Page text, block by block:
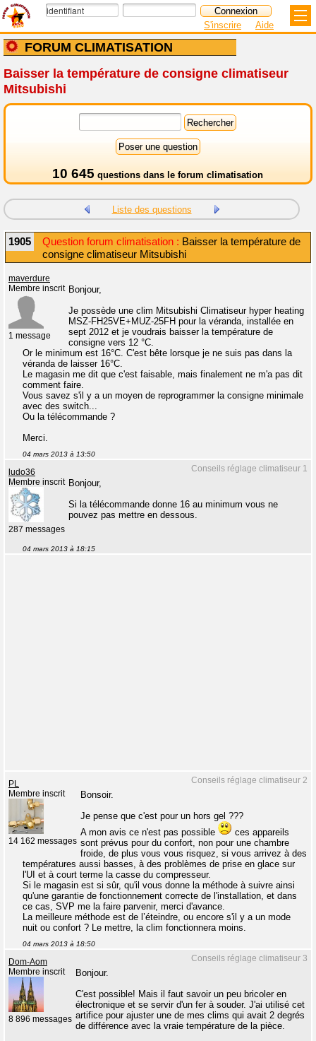
FORUM CLIMATISATION
S'inscrire Aide
Baisser la température de consigne climatiseur
Mitsubishi
10 645 questions dans le forum climatisation
Liste des questions
1905 Question forum climatisation : Baisser la température de
consigne climatiseur Mitsubishi
maverdure
Membre inscrit
1 message
Bonjour,
Je possède une clim Mitsubishi Climatiseur hyper heating
MSZ-FH25VE+MUZ-25FH pour la véranda, installée en
sept 2012 et je voudrais baisser la température de
consigne vers 12 °C.
Or le minimum est 16°C. C'est bête lorsque je ne suis pas dans la
véranda de laisser 16°C.
Le magasin me dit que c'est faisable, mais finalement ne m'a pas dit
comment faire.
Vous savez s'il y a un moyen de reprogrammer la consigne minimale
avec des switch...
Ou la télécommande ?
Merci.
04 mars 2013 à 13:50
Conseils réglage climatiseur 1
ludo36
Membre inscrit
287 messages
Bonjour,
Si la télécommande donne 16 au minimum vous ne
pouvez pas mettre en dessous.
04 mars 2013 à 18:15
Conseils réglage climatiseur 2
PL
Membre inscrit
14 162 messages
Bonsoir.
Je pense que c'est pour un hors gel ???
A mon avis ce n'est pas possible
ces appareils
sont prévus pour du confort, non pour une chambre
froide, de plus vous vous risquez, si vous arrivez à des
températures aussi basses, à des problèmes de prise en glace sur
l'UI et à court terme la casse du compresseur.
Si le magasin est si sûr, qu'il vous donne la méthode à suivre ainsi
qu'une garantie de fonctionnement correcte de l'installation, et dans
ce cas, SVP me la faire parvenir, merci d'avance.
La meilleure méthode est de l’éteindre, ou encore s'il y a un mode
nuit ou confort ? Le mettre, la clim fonctionnera moins.
04 mars 2013 à 18:50
Conseils réglage climatiseur 3
Dom-Aom
Membre inscrit
8 896 messages
Bonjour.
C'est possible! Mais il faut savoir un peu bricoler en
électronique et se servir d'un fer à souder. J'ai utilisé cet
artifice pour ajuster une de mes clims qui avait 2 degrés
de différence avec la vraie température de la pièce.